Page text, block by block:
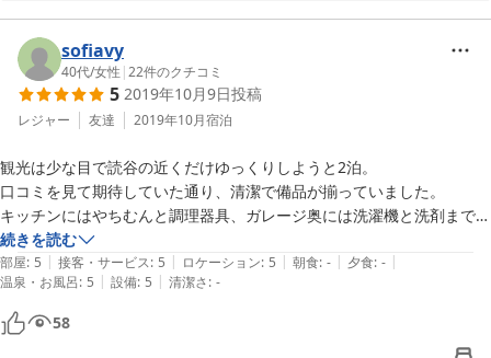
して散歩がてらパンケーキが有名なお店まで朝食をいただきに行きまし
た。とても充実した出張でした！
この空間を壊さず、向上していくよう、スタッフ一同精進していき
ます♪
2018-03-26
sofiavy
40代/女性 |22件のクチコミ
5 2019年10月9日投稿
レジャー 友達 2019年10月宿泊
観光は少な目で読谷の近くだけゆっくりしようと2泊。
口コミを見て期待していた通り、清潔で備品が揃っていました。
キッチンにはやちむんと調理器具、ガレージ奥には洗濯機と洗剤まで。
(ルームウェアはありません）
何よりバスタブからのさとうきび畑と海と空が至福の景色です。
早朝のバルコニーで聴いた鳥の声、満たされた時間が過ごせました。
続きを読む
部屋: 5 | 接客・サービス: 5 | ロケーション: 5 | 朝食: - | 夕食: - |
温泉・お風呂: 5 | 設備: 5 | 清潔さ: -
58